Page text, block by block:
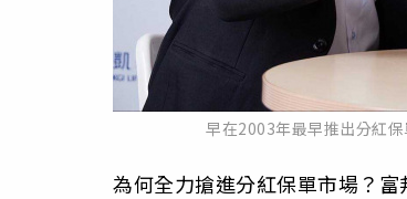
早在2003年最早推出分紅
為何全力搶進分紅保單市場？